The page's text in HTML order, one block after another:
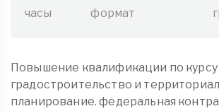
часы формат
Повышение квалификации по курсу
градостроительство и
планирование. федеральная